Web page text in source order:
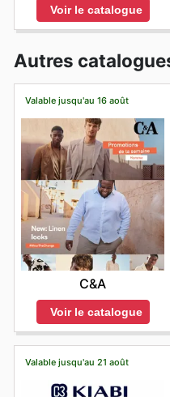
Voir le catalogue
Autres
Valable jusqu'au 16 août
C&A
Voir le catalogue
Valable jusqu'au 21 août